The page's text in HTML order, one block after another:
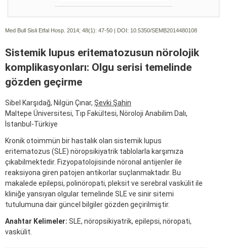
Med Bull Sisli Etfal Hosp. 2014; 48(1): 47-50 | DOI: 10.5350/SEMB2014480108
Sistemik lupus eritematozusun nörolojik
komplikasyonları: Olgu serisi temelinde
gözden geçirme
Sibel Karşıdağ, Nilgün Çınar, Şevki Şahin
Maltepe Üniversitesi, Tıp Fakültesi, Nöroloji Anabilim Dalı,
İstanbul-Türkiye
Kronik otoimmün bir hastalık olan sistemik lupus
eritematozus (SLE) nöropsikiyatrik tablolarla karşımıza
çıkabilmektedir. Fizyopatolojisinde nöronal antijenler ile
reaksiyona giren patojen antikorlar suçlanmaktadır. Bu
makalede epilepsi, polinöropati, pleksit ve serebral vaskülit ile
kliniğe yansıyan olgular temelinde SLE ve sinir sitemi
tutulumuna dair güncel bilgiler gözden geçirilmiştir.
Anahtar Kelimeler: SLE, nöropsikiyatrik, epilepsi, nöropati,
vaskülit.